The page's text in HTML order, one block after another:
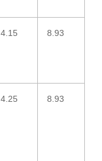
4.15 8.93
4.25 8.93